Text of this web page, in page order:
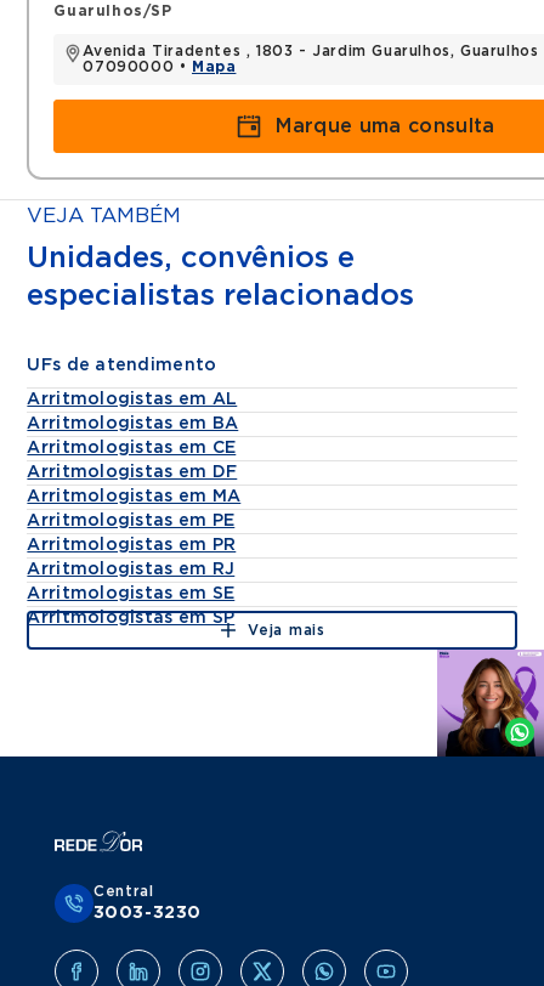
Guarulhos/SP
Avenida Tiradentes , 1803 - Jardim Guarulhos, Guarulhos
07090000 •
Mapa
Marque uma consulta
VEJA TAMBÉM
Unidades, convênios e
especialistas relacionados
UFs de atendimento
Arritmologistas em AL
Arritmologistas em BA
Arritmologistas em CE
Arritmologistas em DF
Arritmologistas em MA
Arritmologistas em PE
Arritmologistas em PR
Arritmologistas em RJ
Arritmologistas em SE
Arritmologistas em SP
Veja mais
Agende
Whatsapp
Central
3003-3230